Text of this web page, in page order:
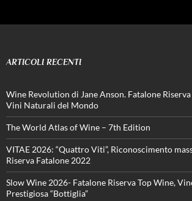
ARTICOLI RECENTI
Wine Revolution di Jane Anson. Fatalone
Vini Naturali del Mondo
The World Atlas of Wine – 7th Edition
VITAE 2026: “Quattro Viti”, Riconoscimento
Riserva Fatalone 2022
Slow Wine 2026- Fatalone Riserva Top Wine,
Prestigiosa “Bottiglia”